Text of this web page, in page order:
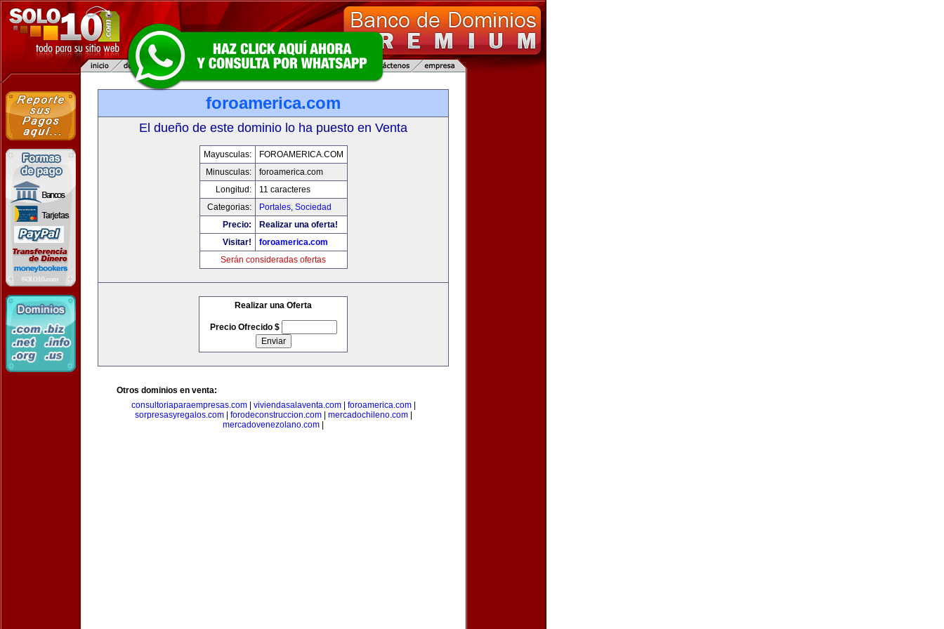
foroamerica.com
El dueño de este dominio lo ha puesto en Venta
Mayusculas:
FOROAMERICA.COM
Minusculas:
foroamerica.com
Longitud:
11 caracteres
Categorias:
Portales, Sociedad
Precio:
Realizar una oferta!
Visitar!
foroamerica.com
Serán consideradas ofertas
Realizar una Oferta
Precio Ofrecido $
Otros dominios en venta:
consultoriaparaempresas.com| viviendasalaventa.com| foroamerica.com|
sorpresasyregalos.com| forodeconstruccion.com| mercadochileno.com|
mercadovenezolano.com